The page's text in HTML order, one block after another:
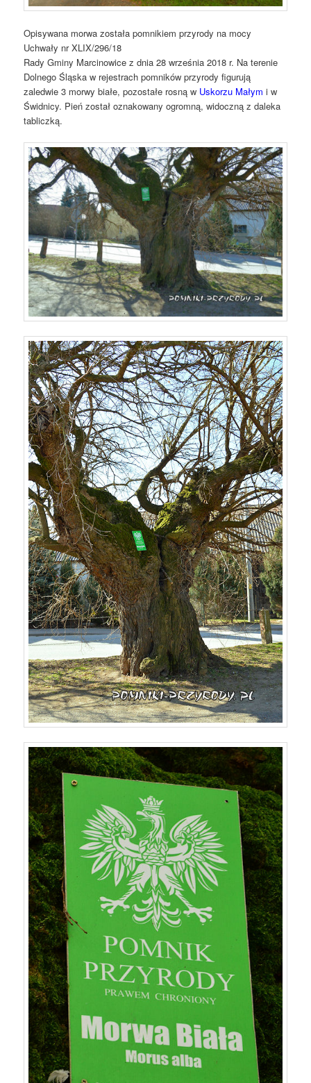
Opisywana morwa została pomnikiem przyrody na mocy
Uchwały nr XLIX/296/18
Rady Gminy Marcinowice z dnia 28 września 2018 r. Na terenie
Dolnego Śląska w rejestrach pomników przyrody figurują
zaledwie 3 morwy białe, pozostałe rosną w Uskorzu Małym i w
Świdnicy. Pień został oznakowany ogromną, widoczną z daleka
tabliczką.